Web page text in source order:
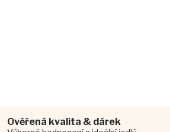
Ověřená kvalita & dárek